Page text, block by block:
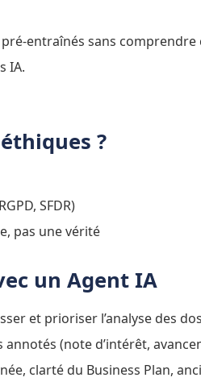
entraînés sans
IA.
?
SFDR)
pas une vérité
un Agent IA
et prioriser l’analyse des
annotés (note d’intérêt,
clarté du Business Plan,